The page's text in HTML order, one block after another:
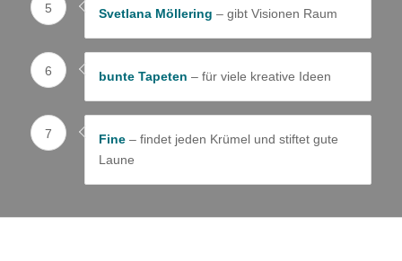
5 Svetlana Möllering – gibt Visionen Raum
6 bunte Tapeten – für viele kreative Ideen
7 Fine – findet jeden Krümel und stiftet gute
Laune